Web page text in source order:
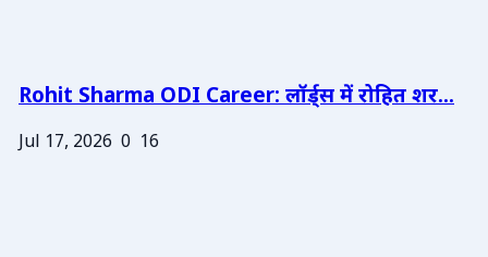
Rohit Sharma ODI Career: लॉर्ड्स में रोहित शर...
Jul 17, 2026 0 16